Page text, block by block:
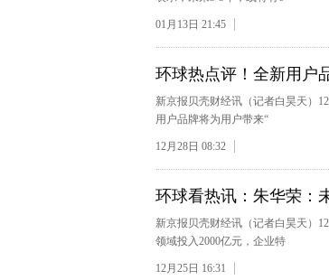
01月13日 21:45
环球热点评！全新用户
新京报贝壳财经讯（记者白昊天）
用户品牌将为用户带来“
12月28日 08:32
环球看热讯：朱华荣：
新京报贝壳财经讯（记者白昊天）12
领域投入2000亿元，企业特
12月25日 16:31